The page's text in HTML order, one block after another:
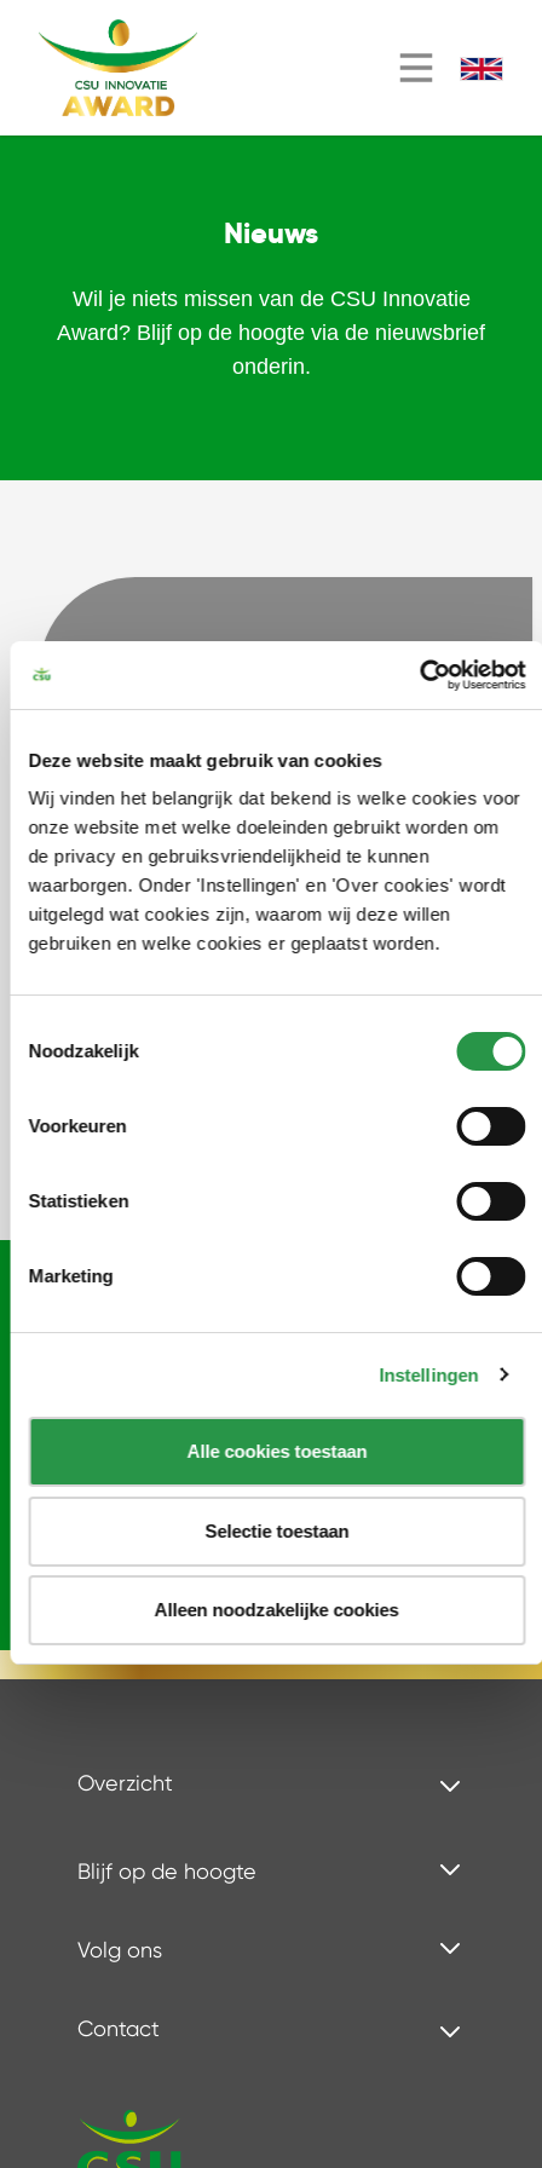
Deze website maakt gebruik van cookies
Wij vinden het belangrijk dat bekend is welke cookies voor
onze website met welke doeleinden gebruikt worden om
de privacy en gebruiksvriendelijkheid te kunnen
waarborgen. Onder 'Instellingen' en 'Over cookies' wordt
uitgelegd wat cookies zijn, waarom wij deze willen
gebruiken en welke cookies er geplaatst worden.
Noodzakelijk
Voorkeuren
Statistieken
Marketing
Instellingen
Alle cookies toestaan
Selectie toestaan
Alleen noodzakelijke cookies
Nieuws
Wil je niets missen van de CSU Innovatie
Award? Blijf op de hoogte via de nieuwsbrief
onderin.
FpeLpqbYSnFGg6wb03aM8dSGgV2CVZYW
Scherper.Slimmer.Schoner
proactief op allerlei terreinen. CSU is altijd op zoek naar
manieren om wend- en weerbaar te blijven. Een eigenschap
die zeker in deze tijd, van ongekende waarde is. Daarbij
Innovatie Award geboren. Hiermee willen we een platform
bieden aan jong talent en samen werken aan morgen.
Overzicht
Blijf op de hoogte
Volg ons
Contact